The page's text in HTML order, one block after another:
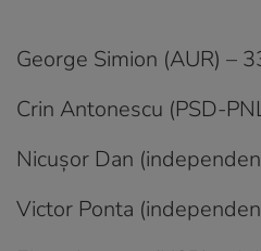
George Simion (AUR) –
Crin Antonescu (PSD-
Nicușor Dan
Victor Ponta